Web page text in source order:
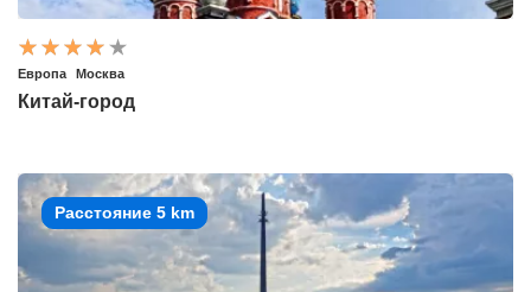
Европа Москва
Китай-город
Расстояние 5 km